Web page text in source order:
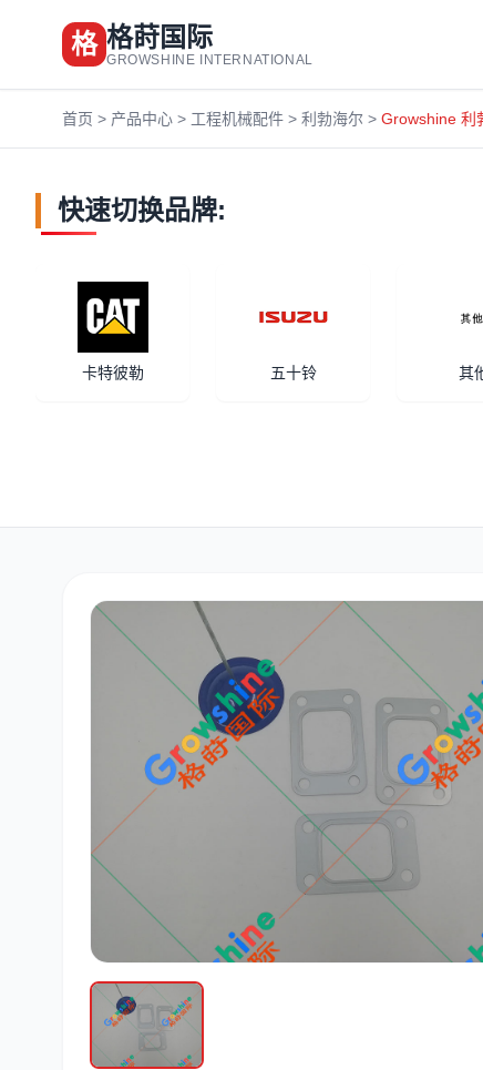
格 格莳国际
GROWSHINE INTERNATIONAL
首页 > 产品中心 > 工程机械配件 > 利勃海尔 > Growshine 利
快速切换品牌:
卡特彼勒 五十铃 其
柳工 斗
大宇
潍柴